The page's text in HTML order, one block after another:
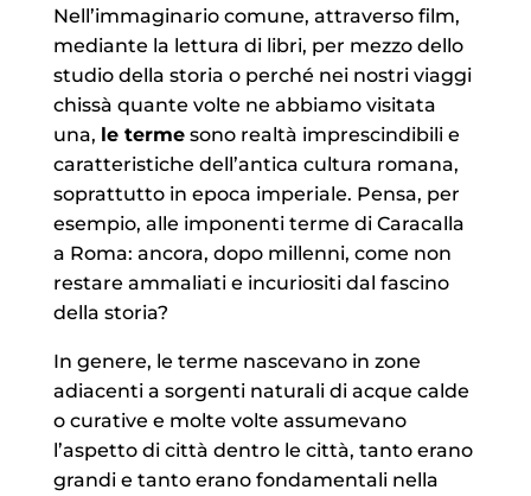
Nell’immaginario comune, attraverso film,
mediante la lettura di libri, per mezzo dello
studio della storia o perché nei nostri viaggi
chissà quante volte ne abbiamo visitata
una, le termesono realtà imprescindibili e
caratteristiche dell’antica cultura romana,
soprattutto in epoca imperiale. Pensa, per
esempio, alle imponenti terme di Caracalla
a Roma: ancora, dopo millenni, come non
restare ammaliati e incuriositi dal fascino
della storia?
In genere, le terme nascevano in zone
adiacenti a sorgenti naturali di acque calde
o curative e molte volte assumevano
l’aspetto di città dentro le città, tanto erano
grandi e tanto erano fondamentali nella